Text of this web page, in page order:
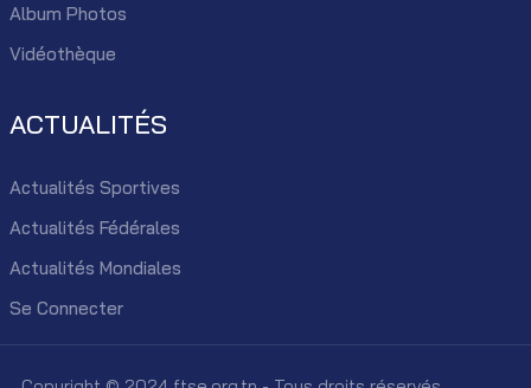
Album Photos
Vidéothèque
ACTUALITÉS
Actualités Sportives
Actualités Fédérales
Actualités Mondiales
Se Connecter